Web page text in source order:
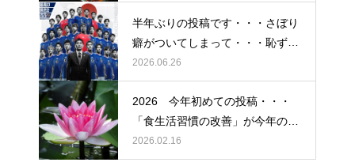
半年ぶりの投稿です・・・さぼり
癖がついてしまって・・・恥ずか
しぃ～ (〃ﾉωﾉ)
2026.06.26
2026 今年初めての投稿・・・
「食生活習慣の改善」が今年のテ
ーマです。
2026.02.16